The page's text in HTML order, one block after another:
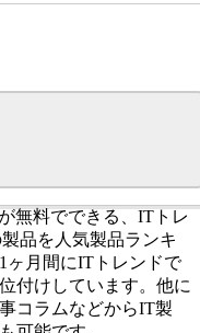
料でできる、ITトレ
を人気製品ランキ
月間にITトレンドで
けしています。他に
ラムなどからIT製